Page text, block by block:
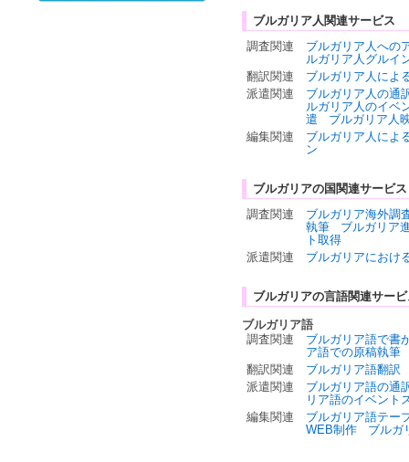
ブルガリア人関連サービス
調査関連
ブルガリア人への
ルガリア人グルイ
翻訳関連
ブルガリア人によ
派遣関連
ブルガリア人の通
ルガリア人のイベ
遣
ブルガリア人
編集関連
ブルガリア人によ
ン
ブルガリアの国関連サービス
調査関連
ブルガリア海外調
執筆
ブルガリア
ト取得
派遣関連
ブルガリアにおけ
ブルガリアの言語関連サー
ブルガリア語
調査関連
ブルガリア語で書
ア語での原稿執筆
翻訳関連
ブルガリア語翻訳
派遣関連
ブルガリア語の通
リア語のイベント
編集関連
ブルガリア語テー
WEB制作
ブルガ